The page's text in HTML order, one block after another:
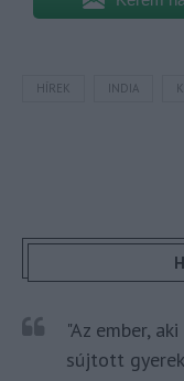
HÍREK INDIA
"Az ember,
sújtott